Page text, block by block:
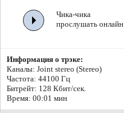
Чика-чика
прослушать онлайн
Информация о трэке:
Каналы: Joint stereo (Stereo)
Частота: 44100 Гц
Битрейт: 128 Кбит/сек.
Время: 00:01 мин